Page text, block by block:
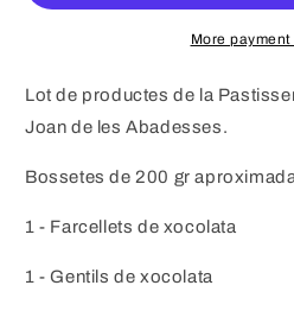
More
Lot de productes de la
Joan de les Abadesses.
Bossetes de 200 gr
1 - Farcellets de xocolata
1 - Gentils de xocolata